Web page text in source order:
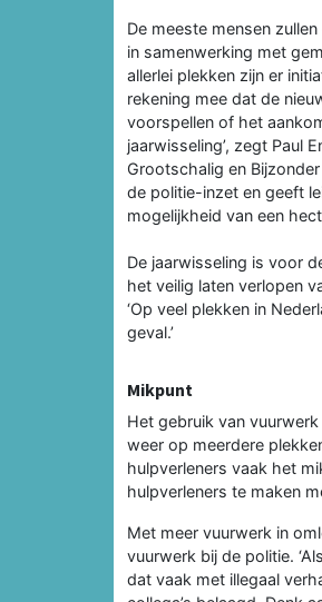
De meeste mensen
in samenwerking met
allerlei plekken zijn er
rekening mee dat de
voorspellen of het
jaarwisseling’, zegt Paul
Grootschalig en
de politie-inzet en geeft
mogelijkheid van een
De jaarwisseling is voor
het veilig laten verlopen
‘Op veel plekken in
geval.’
Mikpunt
Het gebruik van
weer op meerdere
hulpverleners vaak het
hulpverleners te maken
Met meer vuurwerk in
vuurwerk bij de politie.
dat vaak met illegaal